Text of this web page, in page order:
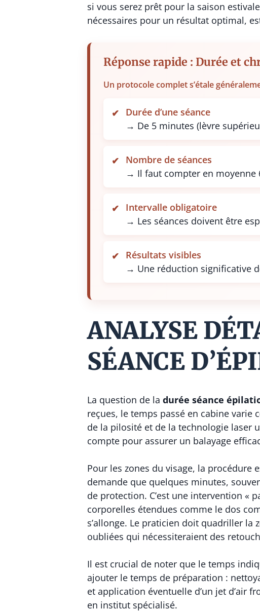
si vous serez prêt pour la saison
nécessaires pour un résultat optimal,
Réponse rapide : Durée et
Un protocole complet s’étale
Durée d’une séance
→ De 5 minutes (lèvre
Nombre de séances
→ Il faut compter en moyenne
Intervalle obligatoire
→ Les séances doivent être
Résultats visibles
→ Une réduction significative
ANALYSE
SÉANCE
La question de la durée séance
reçues, le temps passé en cabine
de la pilosité et de la technologie laser
compte pour assurer un balayage
Pour les zones du visage, la
demande que quelques minutes,
de protection. C’est une intervention «
corporelles étendues comme le dos
s’allonge. Le praticien doit quadriller la
oubliées qui nécessiteraient des
Il est crucial de noter que le temps
ajouter le temps de préparation :
et application éventuelle d’un jet d’air
en institut spécialisé.